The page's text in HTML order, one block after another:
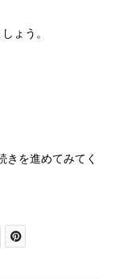
ょう。
きを進めてみてく